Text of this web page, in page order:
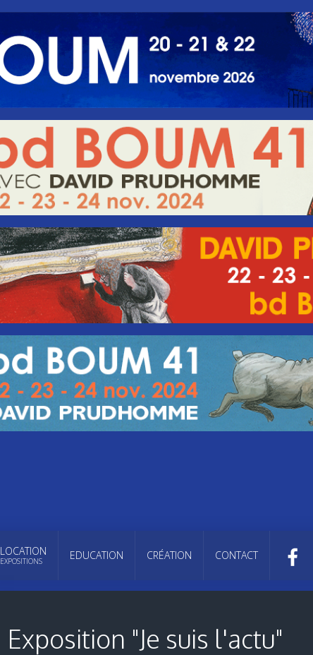
LOCATION
EXPOSITIONS EDUCATION CRÉATION CONTACT
Exposition "Je suis l'actu"